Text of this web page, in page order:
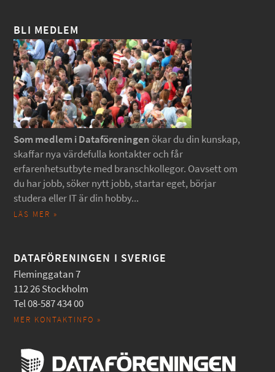
BLI MEDLEM
Som medlem i Dataföreningen ökar du din kunskap,
skaffar nya värdefulla kontakter och får
erfarenhetsutbyte med branschkollegor. Oavsett om
du har jobb, söker nytt jobb, startar eget, börjar
studera eller IT är din hobby...
LÄS MER »
DATAFÖRENINGEN I SVERIGE
Fleminggatan 7
112 26 Stockholm
Tel 08-587 434 00
MER KONTAKTINFO »